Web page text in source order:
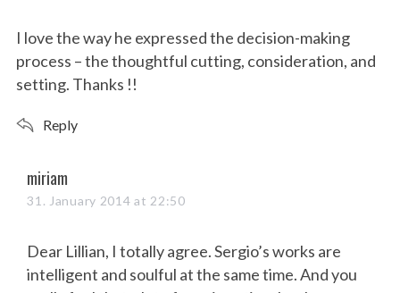
s
:
I love the way he expressed the decision-making
process – the thoughtful cutting, consideration, and
setting. Thanks !!
Reply
s
a
s
:
miriam
31. January 2014 at 22:50
Dear Lillian, I totally agree. Sergio’s works are
intelligent and soulful at the same time. And you